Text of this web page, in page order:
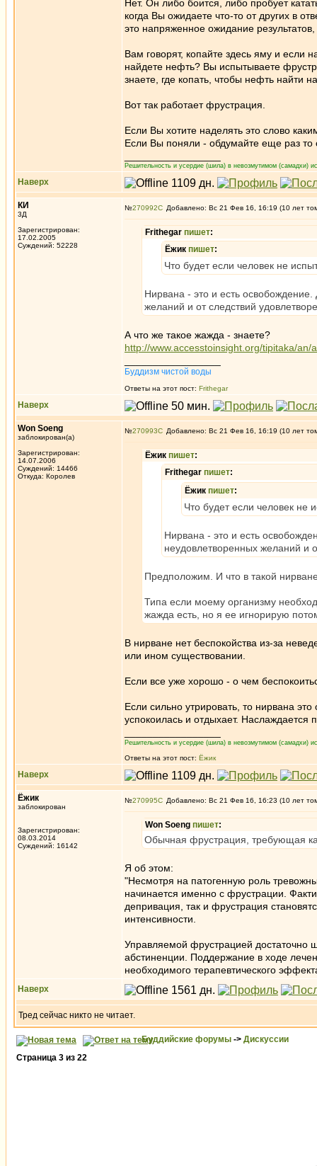
Нет. Он либо боится, либо пробует
когда Вы ожидаете что-то от других в
это напряженное ожидание
Вам говорят, копайте здесь яму и если
найдете нефть? Вы испытываете
знаете, где копать, чтобы нефть найти
Вот так работает фрустрация.
Если Вы хотите наделять это слово
Если Вы поняли - обдумайте еще раз
Решительность и усердие (шила) в невозмутимом (самадхи)
Наверх
КИ
3Д
Зарегистрирован:
17.02.2005
Суждений: 52228
№270992 Добавлено: Вс 21 Фев 16, 16:19 (10 лет
Frithegar пишет:
Ёжик пишет:
Что будет если человек не
Нирвана - это и есть
желаний и от следствий
А что же такое жажда - знаете?
http://www.accesstoinsight.org/tipitaka/an/
Буддизм чистой воды
Ответы на этот пост: Frithegar
Наверх
Won Soeng
заблокирован(а)
Зарегистрирован:
14.07.2006
Суждений: 14466
Откуда: Королев
№270993 Добавлено: Вс 21 Фев 16, 16:19 (10 лет
Ёжик пишет:
Frithegar пишет:
Ёжик пишет:
Что будет если человек не
Нирвана - это и есть
неудовлетворенных желаний и
Предположим. И что в такой
Типа если моему организму
жажда есть, но я ее игнорирую
В нирване нет беспокойства из-за
или ином существовании.
Если все уже хорошо - о чем
Если сильно утрировать, то нирвана
успокоилась и отдыхает. Наслаждается
Решительность и усердие (шила) в невозмутимом (самадхи)
Ответы на этот пост: Ёжик
Наверх
Ёжик
заблокирован
Зарегистрирован:
08.03.2014
Суждений: 16142
№270995 Добавлено: Вс 21 Фев 16, 16:23 (10 лет
Won Soeng пишет:
Обычная фрустрация, требующая
Я об этом:
"Несмотря на патогенную роль
начинается именно с фрустрации.
депривация, так и фрустрация
интенсивности.
Управляемой фрустрацией достаточно
абстиненции. Поддержание в ходе
необходимого терапевтического
Наверх
Тред сейчас никто не читает.
Буддийские форумы -> Дискуссии
Страница 3 из 22